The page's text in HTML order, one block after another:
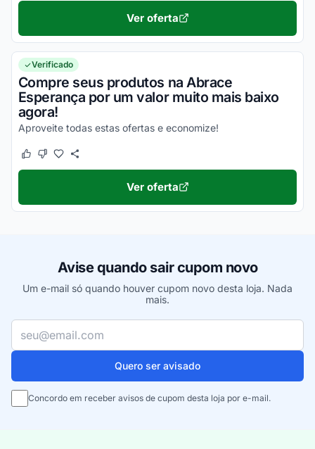
Ver oferta
Verificado
Compre seus produtos na Abrace
Esperança por um valor muito mais baixo
agora!
Aproveite todas estas ofertas e economize!
Este cupom funcionou
Este cupom não funcionou
Ver oferta
Avise quando sair cupom novo
Um e-mail só quando houver cupom novo desta loja. Nada
mais.
Seu e-mail
Quero ser avisado
Concordo em receber avisos de cupom desta loja por e-mail.